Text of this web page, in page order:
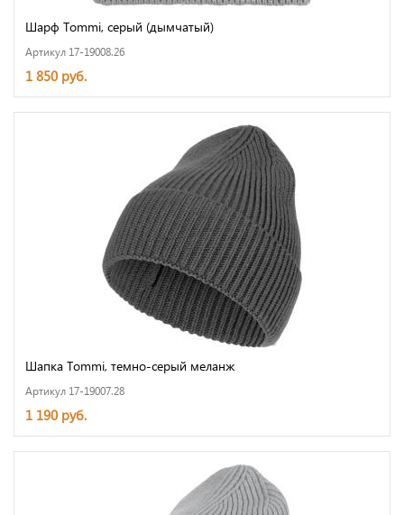
Шарф Tommi, серый (дымчатый)
Артикул 17-19008.26
1 850 руб.
Шапка Tommi, темно-серый меланж
Артикул 17-19007.28
1 190 руб.